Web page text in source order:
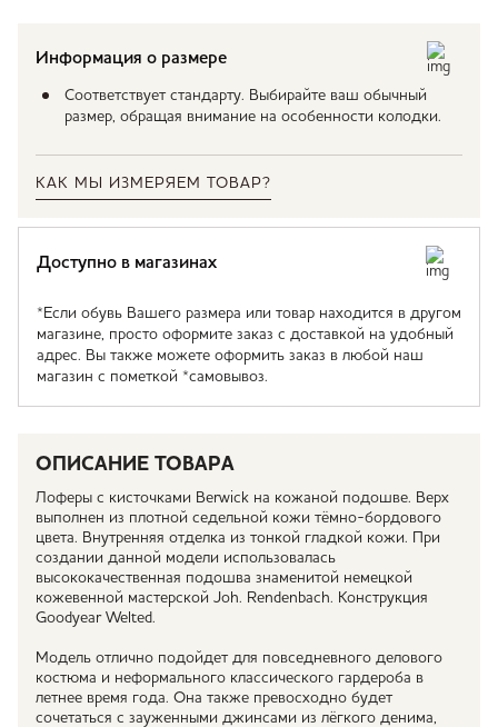
Информация о размере
Соответствует стандарту. Выбирайте ваш обычный
размер, обращая внимание на особенности колодки.
КАК МЫ ИЗМЕРЯЕМ ТОВАР?
Доступно в магазинах
*Если обувь Вашего размера или товар находится в другом
магазине, просто оформите заказ с доставкой на удобный
адрес. Вы также можете оформить заказ в любой наш
магазин с пометкой *самовывоз.
ОПИСАНИЕ ТОВАРА
Лоферы с кисточками Berwick на кожаной подошве. Верх
выполнен из плотной седельной кожи тёмно-бордового
цвета. Внутренняя отделка из тонкой гладкой кожи. При
создании данной модели использовалась
высококачественная подошва знаменитой немецкой
кожевенной мастерской Joh. Rendenbach. Конструкция
Goodyear Welted.
Модель отлично подойдет для повседневного делового
костюма и неформального классического гардероба в
летнее время года. Она также превосходно будет
сочетаться с зауженными джинсами из лёгкого денима,